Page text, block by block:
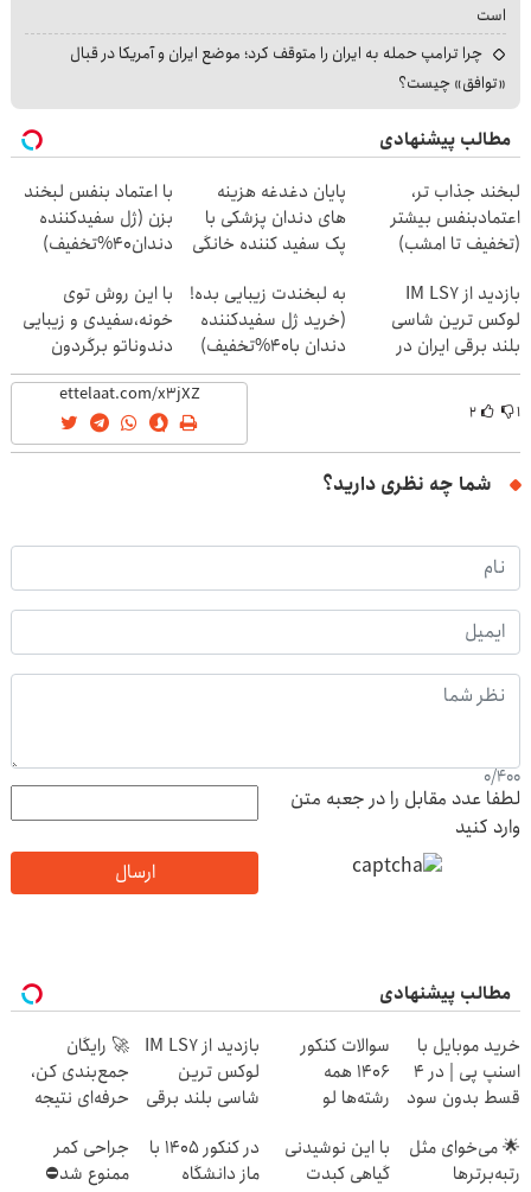
است
چرا ترامپ حمله به ایران را متوقف کرد؛ موضع ایران و آمریکا در قبال
«توافق» چیست؟
مطالب پیشنهادی
لبخند جذاب تر،
اعتمادبنفس بیشتر
(تخفیف تا امشب)
پایان دغدغه هزینه
های دندان پزشکی با
پک سفید کننده خانگی
با اعتماد بنفس لبخند
بزن (ژل سفیدکننده
دندان40%تخفیف)
بازدید از IM LS7
لوکس ترین شاسی
بلند برقی ایران در
باشگاه انقلاب
به لبخندت زیبایی بده!
(خرید ژل سفیدکننده
دندان با40%تخفیف)
با این روش توی
خونه،سفیدی و زیبایی
دندوناتو برگردون
(40%off)
۱ ۲
شما چه نظری دارید؟
0/400
لطفا عدد مقابل را در جعبه متن
وارد کنید
ارسال
مطالب پیشنهادی
خرید موبایل با
اسنپ پی | در ۴
قسط بدون سود
سوالات کنکور
1406 همه
رشته‌ها لو
بازدید از IM LS7
لوکس ترین
شاسی بلند برقی
انقلاب
🚀 رایگان
جمع‌بندی کن،
حرفه‌ای نتیجه
شو!
🌟 می‌خوای مثل
رتبه‌برترها
با این نوشیدنی
گیاهی کبدت
در کنکور 1405 با
ماز دانشگاه
جراحی کمر
ممنوع شد⛔